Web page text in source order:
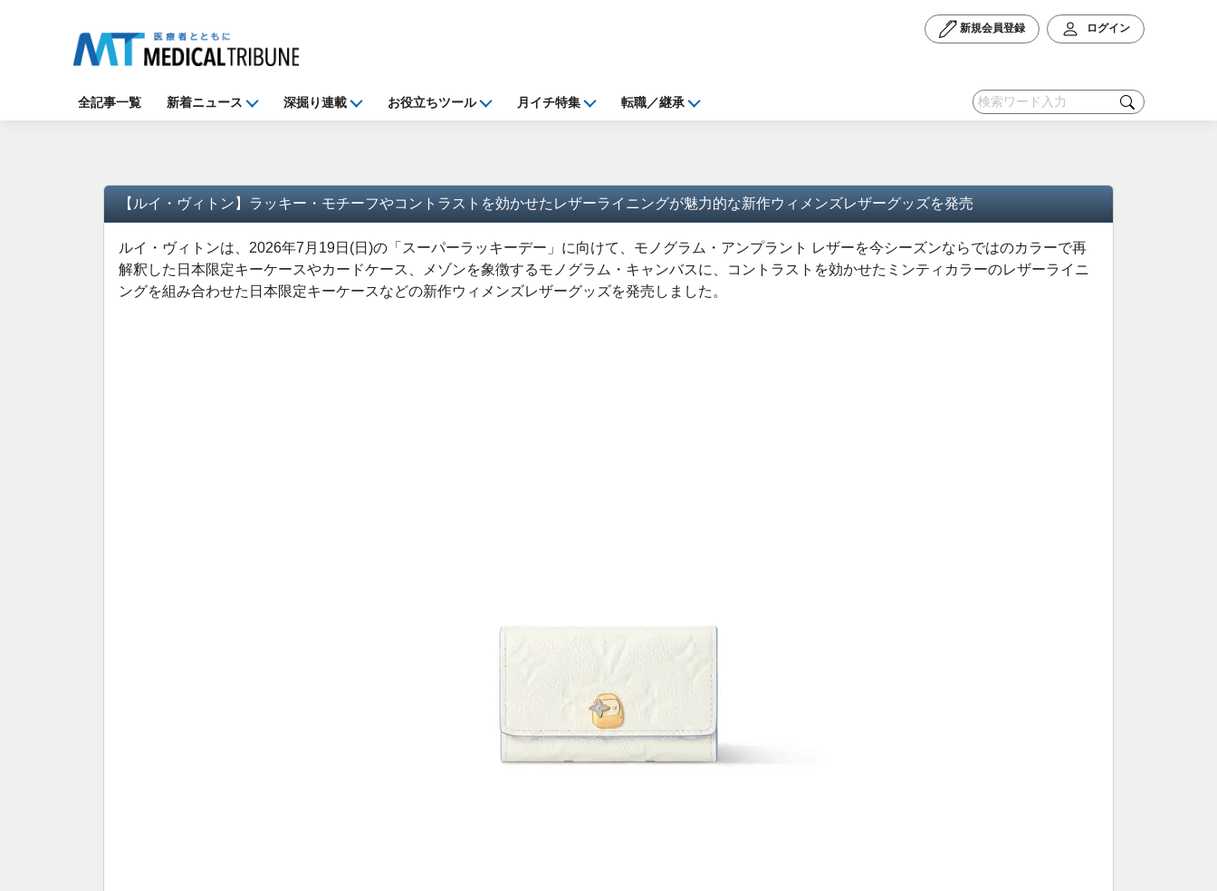
新規会員登録 ログイン
全記事一覧 新着ニュース 深掘り連載 お役立ちツール 月イチ特集 転職／継承
【ルイ・ヴィトン】ラッキー・モチーフやコントラストを効かせたレザーライニングが魅力的な新作ウィメンズレザーグッズを発売
ルイ・ヴィトンは、2026年7月19日(日)の「スーパーラッキーデー」に向けて、モノグラム・アンプラント レザーを今シーズンならではのカラーで再
解釈した日本限定キーケースやカードケース、メゾンを象徴するモノグラム・キャンバスに、コントラストを効かせたミンティカラーのレザーライニ
ングを組み合わせた日本限定キーケースなどの新作ウィメンズレザーグッズを発売しました。